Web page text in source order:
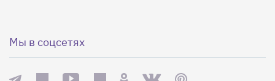
Мы в соцсетях